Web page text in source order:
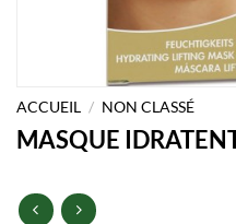
ACCUEIL / NON CLASSÉ
MASQUE